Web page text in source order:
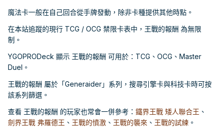
魔法卡一般在自己回合從手牌發動，除非卡種提供其他時點。
在本站追蹤的現行 TCG / OCG 禁限卡表中，王戰的報酬 為無限
制。
YGOPRODeck 顯示 王戰的報酬 可用於：TCG、OCG、Master
Duel。
王戰的報酬 屬於「Generaider」系列，搜尋引擎卡與科技卡時可按
該系列篩選。
查看 王戰的報酬 的玩家也常會一併參考： 鐵界王戰 矮人聯合王 、
劍界王戰 弗羅德王 、 王戰的憤激 、 王戰的襲來 、 王戰的試練 。